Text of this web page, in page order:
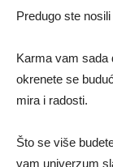
Predugo ste
Karma vam sada
okrenete se
mira i radosti.
Što se više
vam univerzum